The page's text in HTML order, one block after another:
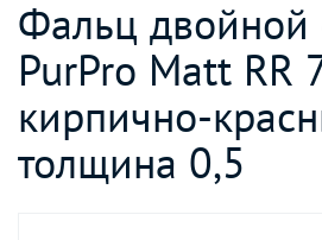
Фальц двойной
PurPro Matt RR
кирпично-
толщина 0,5